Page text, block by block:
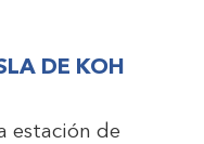
DE KOH
estación de